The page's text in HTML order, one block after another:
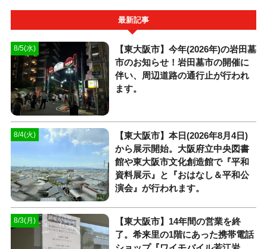
最新記事
8/5(水)
【東大阪市】今年(2026年)の岩田墓
市のお知らせ！岩田墓市の開催に
伴い、周辺道路の通行止が行われ
ます。
8/4(火)
【東大阪市】本日(2026年8月4日)
から展示開始。大阪府立中央図書
館や東大阪市文化創造館で『平和
資料展示』と『おはなし＆平和公
演会』が行われます。
8/3(月)
【東大阪市】14年間の営業を終
了。希来里の1階にあった携帯電話